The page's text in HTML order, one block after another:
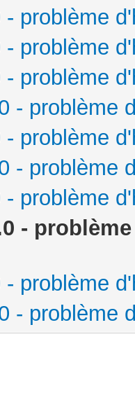
problème
problème
problème
- problème
problème
- problème
problème
-
problème
- problème